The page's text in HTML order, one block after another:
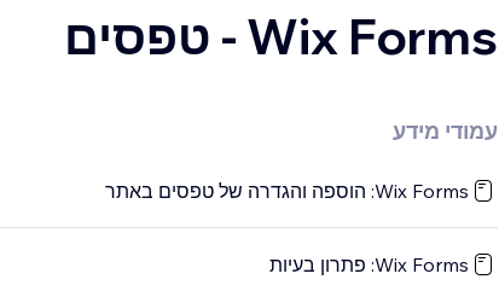
Wix Forms - טפסים
עמודי מידע
Wix Forms: הוספה והגדרה של טפסים באתר
Wix Forms: פתרון בעיות